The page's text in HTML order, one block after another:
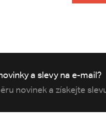
a slevy na e-mail?
novinek a získejte